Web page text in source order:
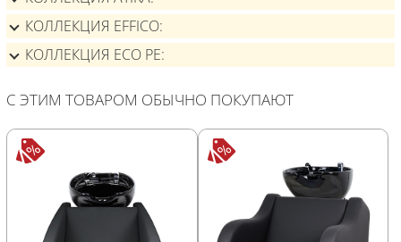
КОЛЛЕКЦИЯ EFFICO
КОЛЛЕКЦИЯ ECO PE
С ЭТИМ ТОВАРОМ ОБЫЧНО ПОКУПАЮТ